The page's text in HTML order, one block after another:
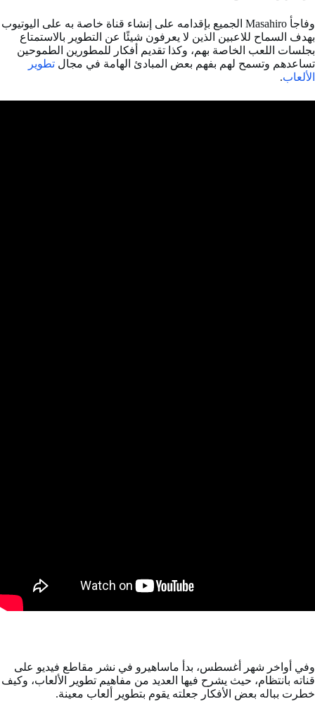
وفاجأ Masahiro الجميع بإقدامه على إنشاء قناة خاصة به على اليوتيوب
بهدف السماح للاعبين الذين لا يعرفون شيئًا عن التطوير بالاستمتاع
بجلسات اللعب الخاصة بهم، وكذا تقديم أفكار للمطورين الطموحين
تساعدهم وتسمح لهم بفهم بعض المبادئ الهامة في مجال تطوير
الألعاب.
وفي أواخر شهر أغسطس، بدأ ماساهيرو في نشر مقاطع فيديو على
قناته بانتظام، حيث يشرح فيها العديد من مفاهيم تطوير الألعاب، وكيف
خطرت بباله بعض الأفكار جعلته يقوم بتطوير ألعاب معينة.